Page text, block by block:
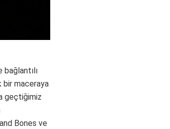
bir maceraya
geçtiğimiz
Bones ve